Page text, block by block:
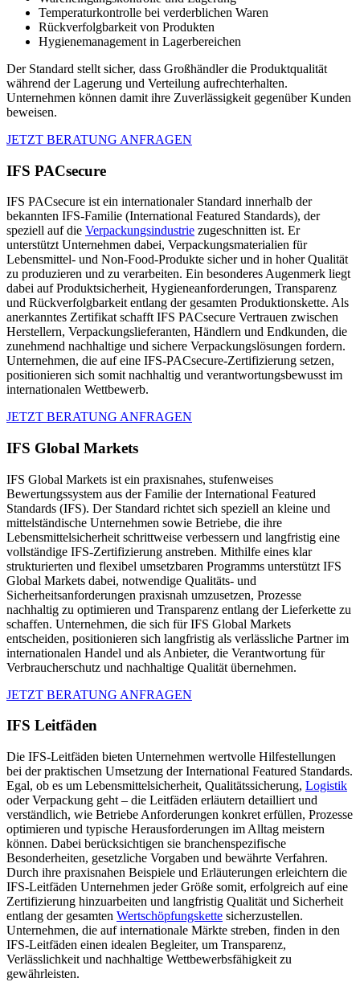
Temperaturkontrolle bei verderblichen Waren
Rückverfolgbarkeit von Produkten
Hygienemanagement in Lagerbereichen
Der Standard stellt sicher, dass Großhändler die Produktqualität
während der Lagerung und Verteilung aufrechterhalten.
Unternehmen können damit ihre Zuverlässigkeit gegenüber Kunden
beweisen.
JETZT BERATUNG ANFRAGEN
IFS PACsecure
IFS PACsecure ist ein internationaler Standard innerhalb der
bekannten IFS-Familie (International Featured Standards), der
speziell auf die Verpackungsindustrie zugeschnitten ist. Er
unterstützt Unternehmen dabei, Verpackungsmaterialien für
Lebensmittel- und Non-Food-Produkte sicher und in hoher Qualität
zu produzieren und zu verarbeiten. Ein besonderes Augenmerk liegt
dabei auf Produktsicherheit, Hygieneanforderungen, Transparenz
und Rückverfolgbarkeit entlang der gesamten Produktionskette. Als
anerkanntes Zertifikat schafft IFS PACsecure Vertrauen zwischen
Herstellern, Verpackungslieferanten, Händlern und Endkunden, die
zunehmend nachhaltige und sichere Verpackungslösungen fordern.
Unternehmen, die auf eine IFS-PACsecure-Zertifizierung setzen,
positionieren sich somit nachhaltig und verantwortungsbewusst im
internationalen Wettbewerb.
JETZT BERATUNG ANFRAGEN
IFS Global Markets
IFS Global Markets ist ein praxisnahes, stufenweises
Bewertungssystem aus der Familie der International Featured
Standards (IFS). Der Standard richtet sich speziell an kleine und
mittelständische Unternehmen sowie Betriebe, die ihre
Lebensmittelsicherheit schrittweise verbessern und langfristig eine
vollständige IFS-Zertifizierung anstreben. Mithilfe eines klar
strukturierten und flexibel umsetzbaren Programms unterstützt IFS
Global Markets dabei, notwendige Qualitäts- und
Sicherheitsanforderungen praxisnah umzusetzen, Prozesse
nachhaltig zu optimieren und Transparenz entlang der Lieferkette zu
schaffen. Unternehmen, die sich für IFS Global Markets
entscheiden, positionieren sich langfristig als verlässliche Partner im
internationalen Handel und als Anbieter, die Verantwortung für
Verbraucherschutz und nachhaltige Qualität übernehmen.
JETZT BERATUNG ANFRAGEN
IFS Leitfäden
Die IFS-Leitfäden bieten Unternehmen wertvolle Hilfestellungen
bei der praktischen Umsetzung der International Featured Standards.
Egal, ob es um Lebensmittelsicherheit, Qualitätssicherung, Logistik
oder Verpackung geht – die Leitfäden erläutern detailliert und
verständlich, wie Betriebe Anforderungen konkret erfüllen, Prozesse
optimieren und typische Herausforderungen im Alltag meistern
können. Dabei berücksichtigen sie branchenspezifische
Besonderheiten, gesetzliche Vorgaben und bewährte Verfahren.
Durch ihre praxisnahen Beispiele und Erläuterungen erleichtern die
IFS-Leitfäden Unternehmen jeder Größe somit, erfolgreich auf eine
Zertifizierung hinzuarbeiten und langfristig Qualität und Sicherheit
entlang der gesamten Wertschöpfungskette sicherzustellen.
Unternehmen, die auf internationale Märkte streben, finden in den
IFS-Leitfäden einen idealen Begleiter, um Transparenz,
Verlässlichkeit und nachhaltige Wettbewerbsfähigkeit zu
gewährleisten.